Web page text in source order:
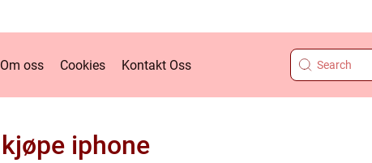
Om oss Cookies Kontakt Oss
kjøpe iphone